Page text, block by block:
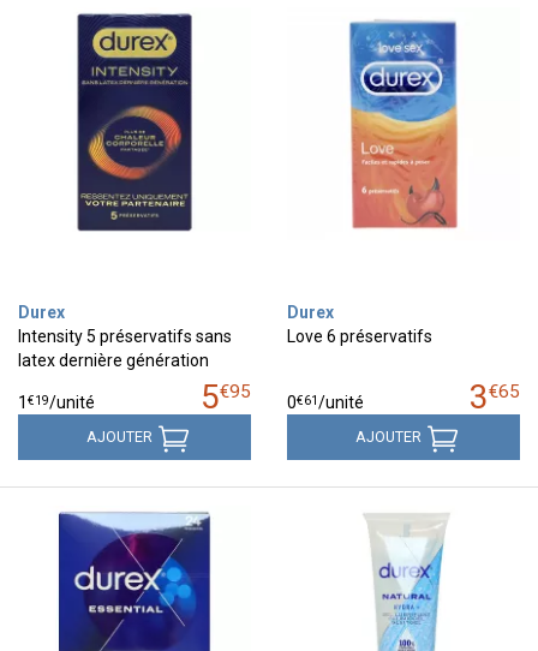
Durex
Intensity 5 préservatifs sans
latex dernière génération
5€95
1 €19/unité
AJOUTER
Durex
Love 6 préservatifs
3€65
0€61/unité
AJOUTER